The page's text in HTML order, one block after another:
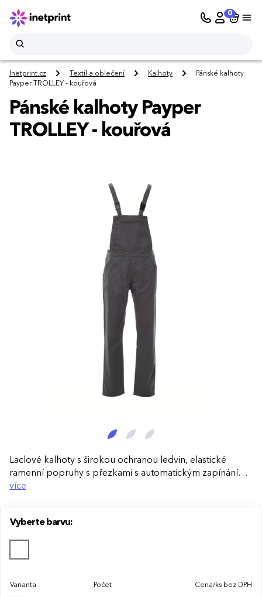
0
Inetprint.cz Textil a oblečení Kalhoty
Pánské kalhoty
Payper TROLLEY - kouřová
Pánské kalhoty Payper
TROLLEY - kouřová
Laclové kalhoty s širokou ochranou ledvin, elastické
ramenní popruhy s přezkami s automatickým zapínáním,
boční zapínání na knoflíky, zapínání poklopce na zip,
jmenovku a zapínání na zip, dvě přední kapsy a kapsa na
tužku, pravá postranní kapsa na svinovací metr a zadní
více
Vyberte barvu:
Varianta Počet Cena/ks bez DPH